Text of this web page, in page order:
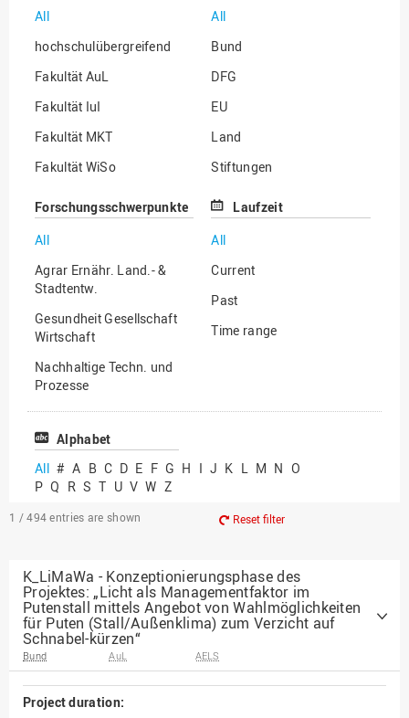
All
hochschulübergreifend
Fakultät AuL
Fakultät IuI
Fakultät MKT
Fakultät WiSo
All
Bund
DFG
EU
Land
Stiftungen
Sonstige
Forschungsschwerpunkte
All
Agrar Ernähr. Land.- &
Stadtentw.
Gesundheit Gesellschaft
Wirtschaft
Nachhaltige Techn. und
Prozesse
Vielfältiges Forschen
Laufzeit
All
Current
Past
Time range
Alphabet
All # A B C D E F G H I J K L M N O
P Q R S T U V W Z
1 / 494 entries are shown Reset filter
K_LiMaWa - Konzeptionierungsphase des
Projektes: „Licht als Managementfaktor im
Putenstall mittels Angebot von Wahlmöglichkeiten
für Puten (Stall/Außenklima) zum Verzicht auf
Schnabel-kürzen“
Bund AuL AELS
Project duration: